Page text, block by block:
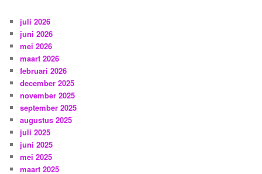
juli 2026
juni 2026
mei 2026
maart 2026
februari 2026
december 2025
november 2025
september 2025
augustus 2025
juli 2025
juni 2025
mei 2025
maart 2025